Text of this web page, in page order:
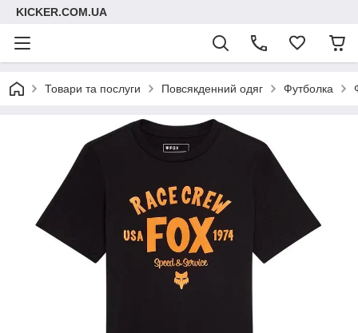
KICKER.COM.UA
Товари та послуги Повсякденний одяг Футболка